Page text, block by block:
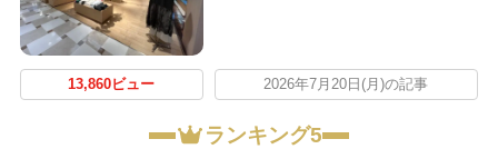
13,860ビュー 2026年7月20日(月)の記事
ランキング5